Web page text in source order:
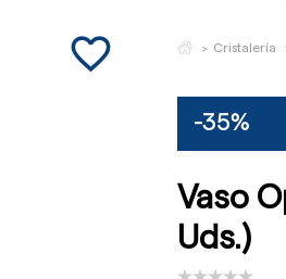
favorite_border Cristalería
-35%
Vaso
Uds.)